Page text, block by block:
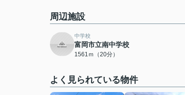
周辺施設
中学校
富岡市立南中学校
1561ｍ（20分）
よく見られている物件